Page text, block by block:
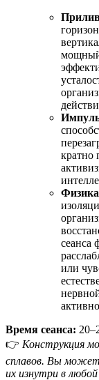
мощный
кратно
Физика
сеанса
или
Время сеанса:
👉 Конструкция
сплавов. Вы
их изнутри в